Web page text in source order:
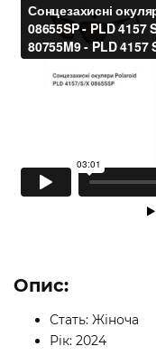
Опис:
Стать: Жіноча
Рік: 2024